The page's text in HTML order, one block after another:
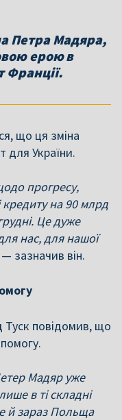
Петра Мадяра,
ерою в
Франції.
що ця зміна
для України.
прогресу,
на 90 млрд
Це дуже
нас, для нашої
зазначив він.
Туск повідомив, що
Мадяр уже
в ті складні
й зараз Польща